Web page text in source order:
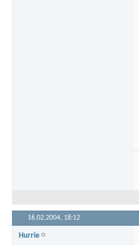
16.02.2004, 18:12
Hurrie